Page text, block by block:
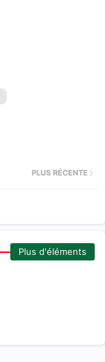
PLUS RÉCENTE
Plus d'éléments